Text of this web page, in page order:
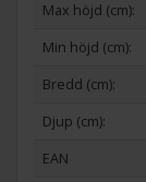
Max höjd (cm):
Min höjd (cm):
Bredd (cm):
Djup (cm):
EAN